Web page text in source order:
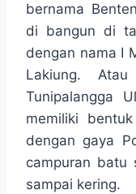
bernama
di bangun di
dengan nama I
Lakiung.
Tunipalangga
memiliki
dengan gaya
campuran
sampai kering.